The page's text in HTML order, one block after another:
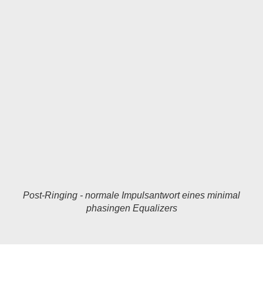
Post-Ringing - normale Impulsantwort eines minimal
phasingen Equalizers